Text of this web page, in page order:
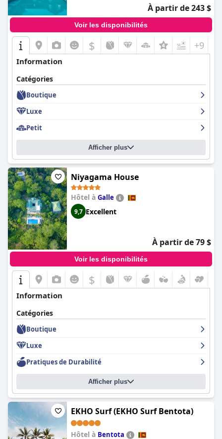
À partir de 243 $
Voir les disponibilités
$ +9
Information
Catégories
Boutique
Luxe
Petit
Afficher plus
Niyagama House
Hôtel à Galle
9,7 Excellent
À partir de 79 $
Voir les disponibilités
$
Information
Catégories
Boutique
Luxe
Pratiques de Durabilité
Afficher plus
EKHO Surf (EKHO Surf Bentota)
Hôtel à Bentota